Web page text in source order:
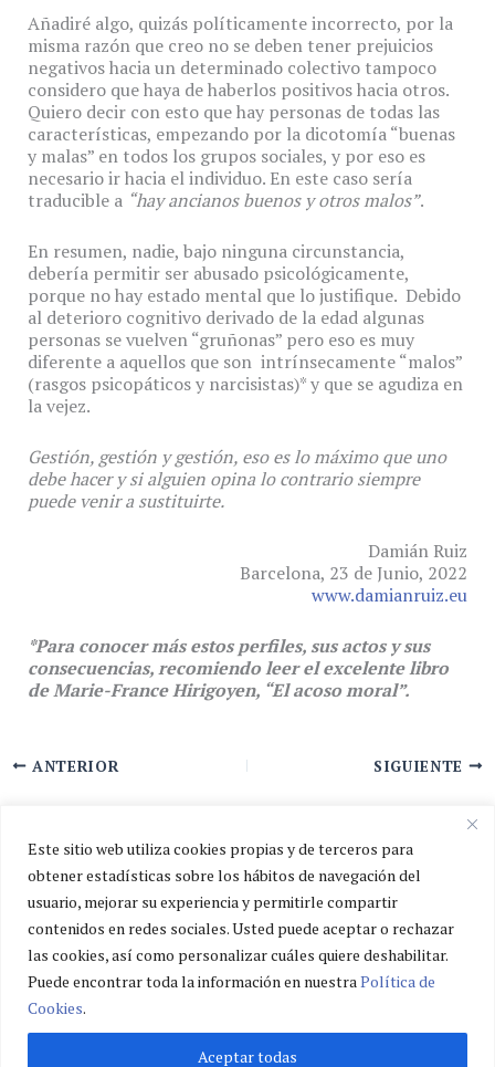
Este sitio web utiliza cookies propias y de terceros para
obtener estadísticas sobre los hábitos de navegación del
usuario, mejorar su experiencia y permitirle compartir
contenidos en redes sociales. Usted puede aceptar o rechazar
las cookies, así como personalizar cuáles quiere deshabilitar.
Puede encontrar toda la información en nuestra Política de
Cookies.
Aceptar todas
Añadiré algo, quizás políticamente incorrecto, por la
misma razón que creo no se deben tener prejuicios
negativos hacia un determinado colectivo tampoco
considero que haya de haberlos positivos hacia otros.
Quiero decir con esto que hay personas de todas las
características, empezando por la dicotomía “buenas
y malas” en todos los grupos sociales, y por eso es
necesario ir hacia el individuo. En este caso sería
traducible a “hay ancianos buenos y otros malos”.
En resumen, nadie, bajo ninguna circunstancia,
debería permitir ser abusado psicológicamente,
porque no hay estado mental que lo justifique. Debido
al deterioro cognitivo derivado de la edad algunas
personas se vuelven “gruñonas” pero eso es muy
diferente a aquellos que son intrínsecamente “malos”
(rasgos psicopáticos y narcisistas)* y que se agudiza en
la vejez.
Gestión, gestión y gestión, eso es lo máximo que uno
debe hacer y si alguien opina lo contrario siempre
puede venir a sustituirte.
Damián Ruiz
Barcelona, 23 de Junio, 2022
www.damianruiz.eu
*Para conocer más estos perfiles, sus actos y sus
consecuencias, recomiendo leer el excelente libro
de Marie-France Hirigoyen, “El acoso moral”.
ANTERIOR SIGUIENTE
Política de privacidad
Política de cookies
Aviso legal